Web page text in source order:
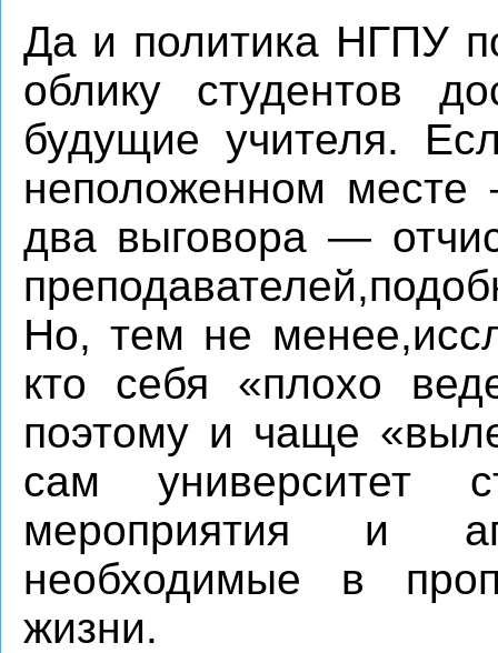
Да и политика НГПУ
облику студентов
будущие учителя.
неположенном
два выговора —
Но, тем не
кто себя «плохо
поэтому и чаще
сам университет
мероприятия и
необходимые в
жизни.